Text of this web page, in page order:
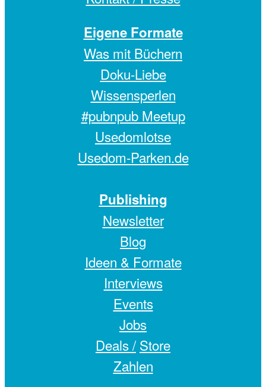
Eigene Formate
Was mit Büchern
Doku-Liebe
Wissensperlen
#pubnpub Meetup
Usedomlotse
Usedom-Parken.de
Publishing
Newsletter
Blog
Ideen & Formate
Interviews
Events
Jobs
Deals / Store
Zahlen